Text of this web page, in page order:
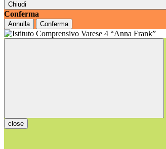
Chiudi
Conferma
Annulla Conferma
close